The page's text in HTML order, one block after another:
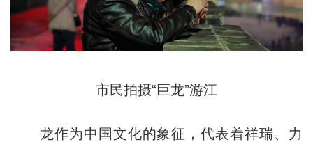
市民拍摄“巨龙”游江
龙作为中国文化的象征，代表着祥瑞、力